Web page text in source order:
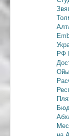
РФ